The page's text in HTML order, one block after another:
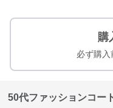
購
必ず購入
50代ファッションコー